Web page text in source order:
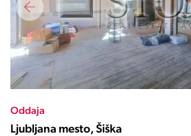
Oddaja
Ljubljana mesto, Šiška